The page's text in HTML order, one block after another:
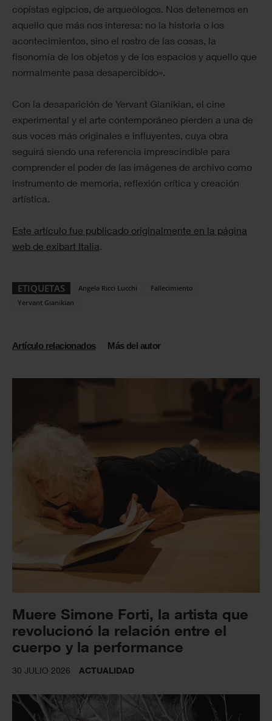
copistas egipcios, de arqueólogos. Nos detenemos en
aquello que más nos interesa: no la historia o los
acontecimientos, sino el rostro de las cosas, la
fisonomía de los objetos y de los espacios y aquello que
normalmente pasa desapercibido».
Con la desaparición de Yervant Gianikian, el cine
experimental y el arte contemporáneo pierden a una de
sus voces más originales e influyentes, cuya obra
seguirá siendo una referencia imprescindible para
comprender el poder de las imágenes de archivo como
instrumento de memoria, reflexión crítica y creación
artística.
Este artículo fue publicado originalmente en la página
web de exibart Italia.
ETIQUETAS Angela Ricci Lucchi
Fallecimiento
Yervant Gianikian
Artículo relacionados Más del autor
Muere Simone Forti, la artista que
revolucionó la relación entre el
cuerpo y la performance
30 JULIO 2026 ACTUALIDAD